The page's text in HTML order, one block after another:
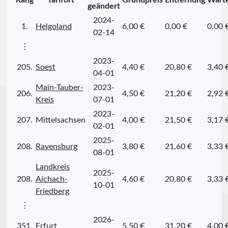
geändert
1. Helgoland
2024-
02-14
6,00 € 0,00 € 0,00
⋮
205. Soest
2023-
04-01
4,40 € 20,80 € 3,40
206.
Main-Tauber-
Kreis
2023-
07-01
4,50 € 21,20 € 2,92
207. Mittelsachsen
2023-
02-01
4,00 € 21,50 € 3,17
208. Ravensburg
2025-
08-01
3,80 € 21,60 € 3,33
208.
Landkreis
Aichach-
Friedberg
2025-
10-01
4,60 € 20,80 € 3,33
⋮
351. Erfurt
2026-
5,50 € 31,20 € 4,00